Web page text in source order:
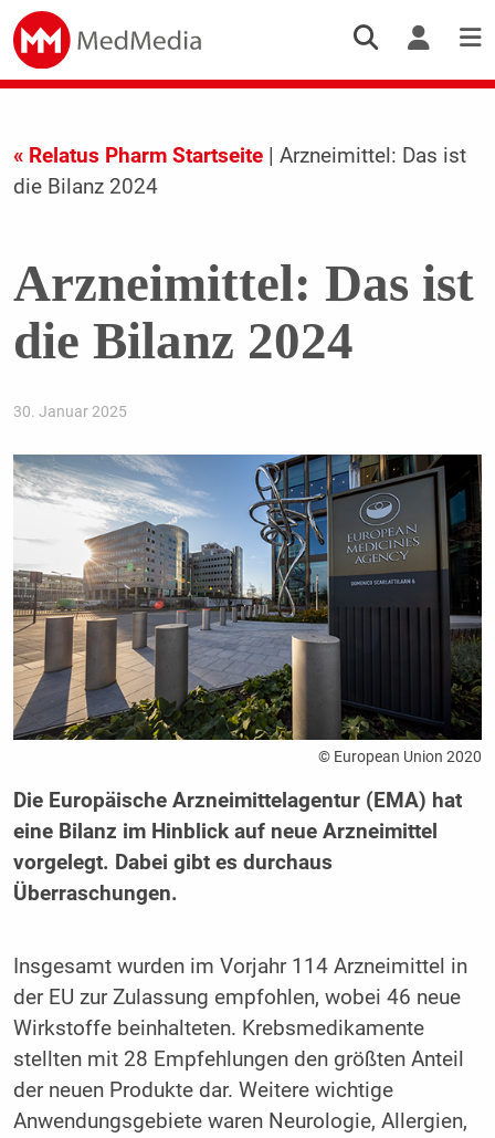
« Relatus Pharm Startseite| Arzneimittel: Das ist
die Bilanz 2024
Arzneimittel: Das ist
die Bilanz 2024
30. Januar 2025
© European Union 2020
Die Europäische Arzneimittelagentur (EMA) hat
eine Bilanz im Hinblick auf neue Arzneimittel
vorgelegt. Dabei gibt es durchaus
Überraschungen.
Insgesamt wurden im Vorjahr 114 Arzneimittel in
der EU zur Zulassung empfohlen, wobei 46 neue
Wirkstoffe beinhalteten. Krebsmedikamente
stellten mit 28 Empfehlungen den größten Anteil
der neuen Produkte dar. Weitere wichtige
Anwendungsgebiete waren Neurologie, Allergien,